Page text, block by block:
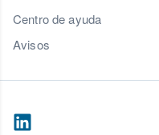
Centro de ayuda
Avisos